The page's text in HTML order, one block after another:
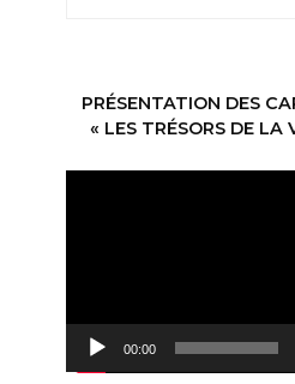
PRÉSENTATION DES
« LES TRÉSORS DE LA
00:00